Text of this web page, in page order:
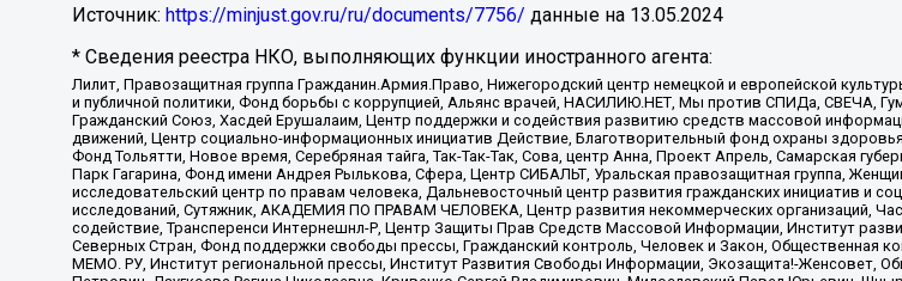
Источник: https://minjust.gov.ru/ru/documents/7756/ данные на 13.05.2024
* Сведения реестра НКО, выполняющих функции иностранного агента:
Лилит, Правозащитная группа Гражданин.Армия.Право, Нижегородский центр немецкой и европейской
и публичной политики, Фонд борьбы с коррупцией, Альянс врачей, НАСИЛИЮ.НЕТ, Мы против СПИДа, СВЕЧА,
Гражданский Союз, Хасдей Ерушалаим, Центр поддержки и содействия развитию средств массовой
движений, Центр социально-информационных инициатив Действие, Благотворительный фонд охраны
Фонд Тольятти, Новое время, Серебряная тайга, Так-Так-Так, Сова, центр Анна, Проект Апрель, Самарская
Парк Гагарина, Фонд имени Андрея Рылькова, Сфера, Центр СИБАЛЬТ, Уральская правозащитная группа,
исследовательский центр по правам человека, Дальневосточный центр развития гражданских инициатив и
исследований, Сутяжник, АКАДЕМИЯ ПО ПРАВАМ ЧЕЛОВЕКА, Центр развития некоммерческих организаций,
содействие, Трансперенси Интернешнл-Р, Центр Защиты Прав Средств Массовой Информации, Институт
Северных Стран, Фонд поддержки свободы прессы, Гражданский контроль, Человек и Закон, Общественная
МЕМО. РУ, Институт региональной прессы, Институт Развития Свободы Информации, Экозащита!-Женсовет,